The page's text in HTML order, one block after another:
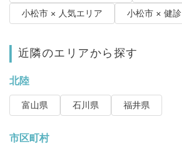
小松市 × 人気エリア
小松市 × 健診
近隣のエリアから探す
北陸
富山県 石川県 福井県
市区町村